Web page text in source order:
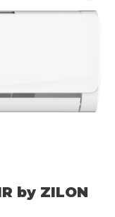
by ZILON